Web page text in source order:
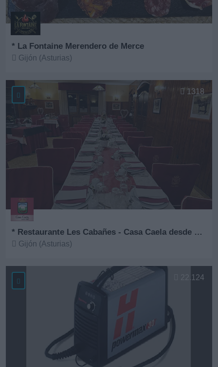
* La Fontaine Merendero de Merce
Gijón (Asturias)
* Restaurante Les Cabañes - Casa Caela desde 1967
Gijón (Asturias)
1318
22.124